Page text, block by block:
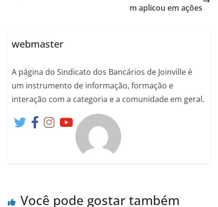
m aplicou em ações
webmaster
A página do Sindicato dos Bancários de Joinville é
um instrumento de informação, formação e
interação com a categoria e a comunidade em geral.
Você pode gostar também